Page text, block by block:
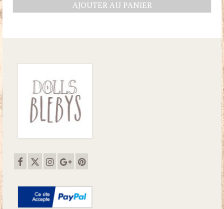
AJOUTER AU PANIER